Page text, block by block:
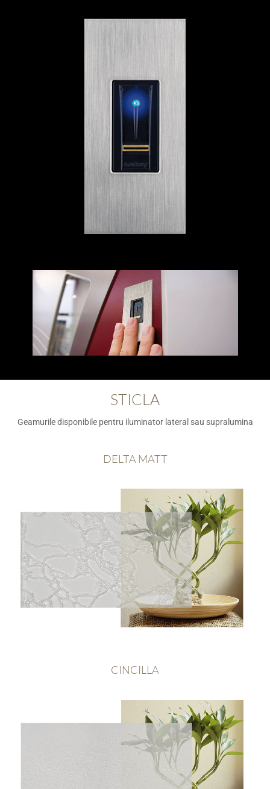
STICLA
Geamurile disponibile pentru iluminator lateral sau supralumina
DELTA MATT
CINCILLA